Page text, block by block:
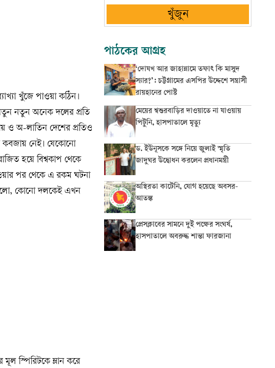
খুঁজে পাওয়া কঠিন।
নতুন নতুন অনেক দলের প্রতি
ও অ-লাতিন দেশের প্রতিও
নেই। যেকোনো
হয়ে বিশ্বকাপ থেকে
পর থেকে এ রকম ঘটনা
হলো, কোনো দলকেই এখন
স্পিরিটকে ম্লান করে
খুঁজুন
পাঠকের আগ্রহ
‘দোযখ আর জাহান্নামে তফাৎ কি মাসুদ
স্যার?’: চট্টগ্রামের এসপির উদ্দেশে সন্ত্রাসী
রায়হানের পোস্ট
মেয়ের শ্বশুরবাড়ির দাওয়াতে না যাওয়ায়
পিটুনি, হাসপাতালে মৃত্যু
ড. ইউনূসকে সঙ্গে নিয়ে জুলাই স্মৃতি
জাদুঘর উদ্বোধন করলেন প্রধানমন্ত্রী
অস্থিরতা কাটেনি, যোগ হয়েছে অবসর-
আতঙ্ক
প্রেসক্লাবের সামনে দুই পক্ষের সংঘর্ষ,
হাসপাতালে অবরুদ্ধ শান্তা ফারজানা